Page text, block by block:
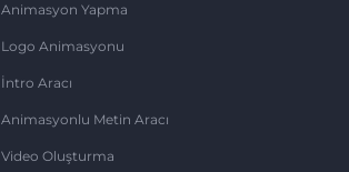
Animasyon Yapma
Logo Animasyonu
İntro Aracı
Animasyonlu Metin Aracı
Video Oluşturma